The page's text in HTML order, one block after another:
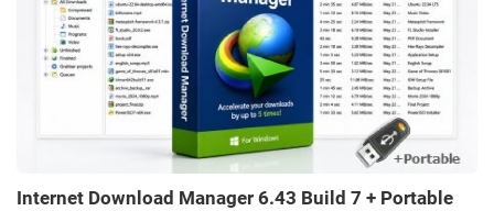
Internet Download Manager 6.43 Build 7 + Portable